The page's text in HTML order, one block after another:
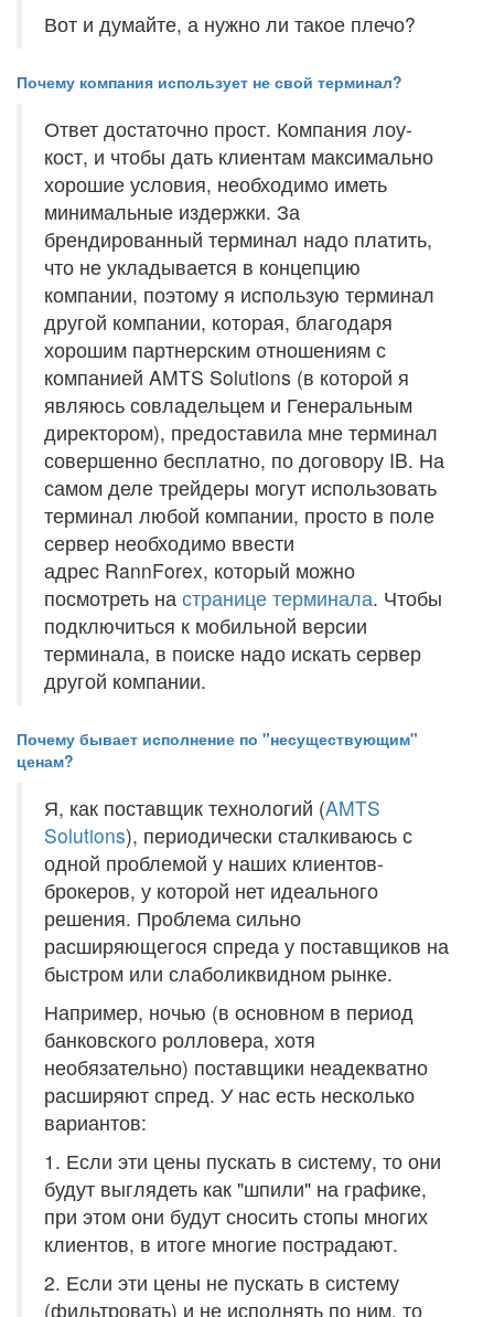
Вот и думайте, а нужно ли такое плечо?
Почему компания использует не свой терминал?
Ответ достаточно прост. Компания лоу-
кост, и чтобы дать клиентам максимально
хорошие условия, необходимо иметь
минимальные издержки. За
брендированный терминал надо платить,
что не укладывается в концепцию
компании, поэтому я использую терминал
другой компании, которая, благодаря
хорошим партнерским отношениям с
компанией AMTS Solutions (в которой я
являюсь совладельцем и Генеральным
директором), предоставила мне терминал
совершенно бесплатно, по договору IB. На
самом деле трейдеры могут использовать
терминал любой компании, просто в поле
сервер необходимо ввести
адрес RannForex, который можно
посмотреть на странице терминала. Чтобы
подключиться к мобильной версии
терминала, в поиске надо искать сервер
другой компании.
Почему бывает исполнение по "несуществующим"
ценам?
Я, как поставщик технологий (AMTS
Solutions), периодически сталкиваюсь с
одной проблемой у наших клиентов-
брокеров, у которой нет идеального
решения. Проблема сильно
расширяющегося спреда у поставщиков на
быстром или слаболиквидном рынке.
Например, ночью (в основном в период
банковского ролловера, хотя
необязательно) поставщики неадекватно
расширяют спред. У нас есть несколько
вариантов:
1. Если эти цены пускать в систему, то они
будут выглядеть как "шпили" на графике,
при этом они будут сносить стопы многих
клиентов, в итоге многие пострадают.
2. Если эти цены не пускать в систему
(фильтровать) и не исполнять по ним, то